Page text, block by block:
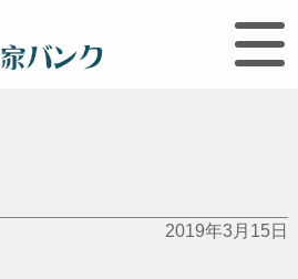
2019年3月15日